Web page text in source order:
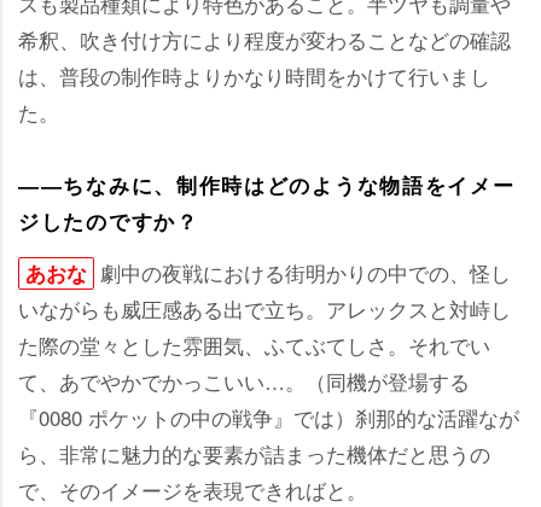
希釈、吹き付け方により程度が変わることなどの確認
は、普段の制作時よりかなり時間をかけて行いまし
た。
――ちなみに、制作時はどのような物語をイメー
ジしたのですか？
あおな 劇中の夜戦における街明かりの中での、怪し
いながらも威圧感ある出で立ち。アレックスと対峙し
た際の堂々とした雰囲気、ふてぶてしさ。それでい
て、あでやかでかっこいい…。（同機が登場する
『0080 ポケットの中の戦争』では）刹那的な活躍なが
ら、非常に魅力的な要素が詰まった機体だと思うの
で、そのイメージを表現できればと。